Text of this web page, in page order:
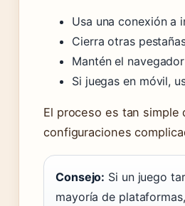
Usa una conexión a
Cierra otras
Mantén el
Si juegas en móvil,
El proceso es tan simple
configuraciones
Consejo: Si un juego
mayoría de